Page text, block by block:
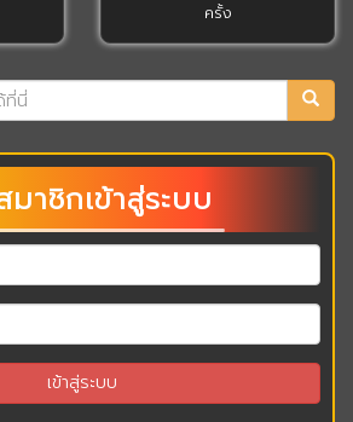
ครั้ง
าชิกเข้าสู่ระบบ